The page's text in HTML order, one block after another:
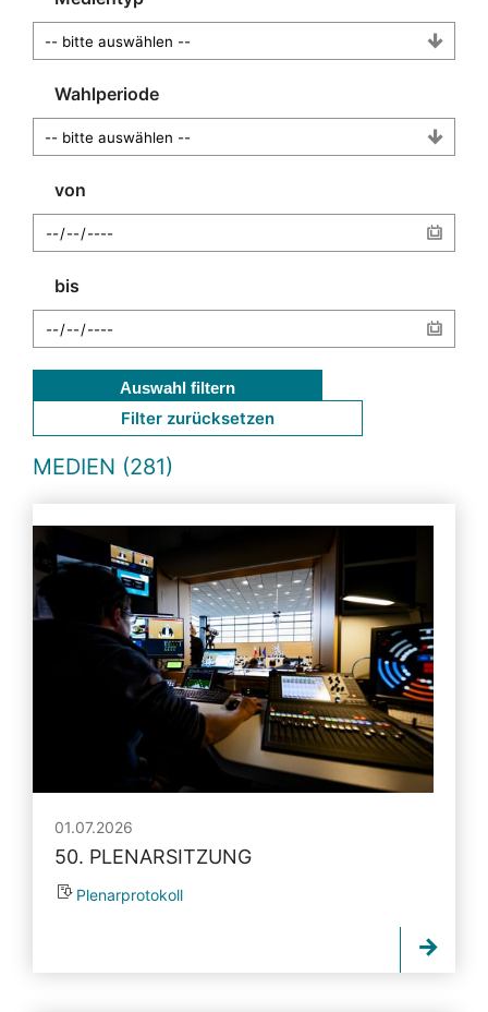
Wahlperiode
von
bis
Auswahl filtern
Filter zurücksetzen
MEDIEN (281)
01.07.2026
50. PLENARSITZUNG
Plenarprotokoll